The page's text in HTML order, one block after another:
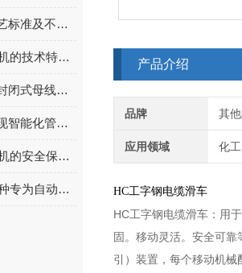
空气式母线槽的工艺标准及不同部分的安装
AGV智能充电一体机的技术特点与使用价值
我们一起来探讨下封闭式母线槽要怎么安装呢
智能充放电装置实现智能化管理和控制蓄电池的充放电过程
AGV智能充电一体机的安全保护机制与故障诊断方法
AGV充电装置是一种专为自动导引车（AGV）提供电能的设备
产品介绍
品牌 其
应用领域 化
HC工字钢电缆滑车
HC工字钢电缆滑车：用
固。移动灵活。安全可
引）装置，每个移动机